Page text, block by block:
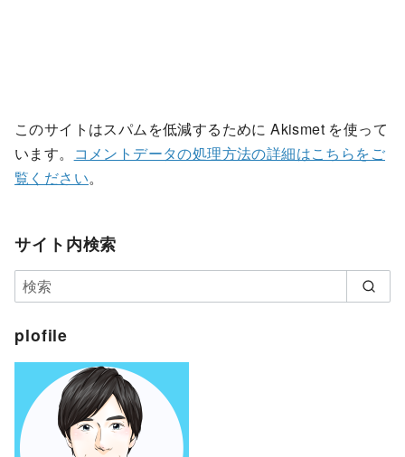
このサイトはスパムを低減するために Akismet を使って
います。
コメントデータの処理方法の詳細はこちらをご
覧ください。
サイト内検索
plofile